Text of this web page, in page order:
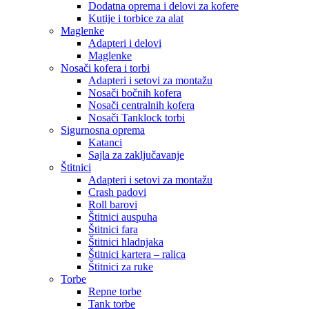
Dodatna oprema i delovi za kofere
Kutije i torbice za alat
Maglenke
Adapteri i delovi
Maglenke
Nosači kofera i torbi
Adapteri i setovi za montažu
Nosači bočnih kofera
Nosači centralnih kofera
Nosači Tanklock torbi
Sigurnosna oprema
Katanci
Sajla za zaključavanje
Štitnici
Adapteri i setovi za montažu
Crash padovi
Roll barovi
Štitnici auspuha
Štitnici fara
Štitnici hladnjaka
Štitnici kartera – ralica
Štitnici za ruke
Torbe
Repne torbe
Tank torbe